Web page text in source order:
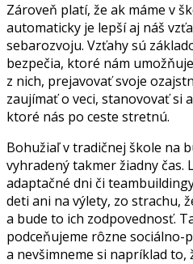
Zároveň platí, že ak máme v
automaticky je lepší aj náš
sebarozvoju. Vzťahy sú
bezpečia, ktoré nám
z nich, prejavovať svoje
zaujímať o veci, stanovovať si
ktoré nás po ceste stretnú.
Bohužiaľ v tradičnej škole na
vyhradený takmer žiadny čas.
adaptačné dni či
deti ani na výlety, zo strachu,
a bude to ich zodpovednosť.
podceňujeme rôzne sociálno-
a nevšimneme si napríklad to,